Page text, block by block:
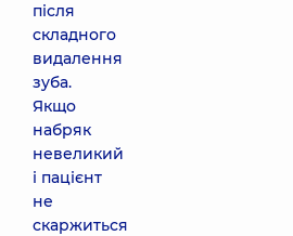
після
складного
видалення
зуба.
Якщо
набряк
невеликий
і пацієнт
не
скаржиться